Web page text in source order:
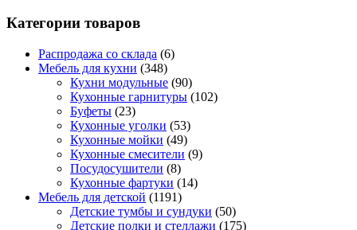
Категории товаров
Распродажа со склада (6)
Мебель для кухни (348)
Кухни модульные (90)
Кухонные гарнитуры (102)
Буфеты (23)
Кухонные уголки (53)
Кухонные мойки (49)
Кухонные смесители (9)
Посудосушители (8)
Кухонные фартуки (14)
Мебель для детской (1191)
Детские тумбы и сундуки (50)
Детские полки и стеллажи (175)